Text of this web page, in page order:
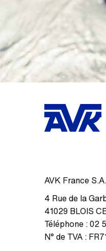
AVK France
4 Rue de la
41029 BLOIS
Téléphone :02
N° de TVA :